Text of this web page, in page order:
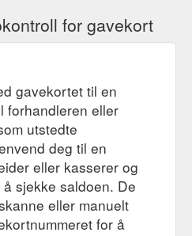
for gavekort
gavekortet til en
forhandleren eller
utstedte
deg til en
eller kasserer og
sjekke saldoen. De
eller manuelt
for å